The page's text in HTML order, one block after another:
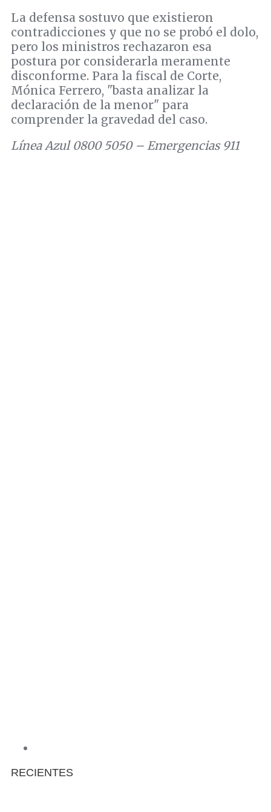
La defensa sostuvo que existieron
contradicciones y que no se probó el dolo,
pero los ministros rechazaron esa
postura por considerarla meramente
disconforme. Para la fiscal de Corte,
Mónica Ferrero, "basta analizar la
declaración de la menor" para
comprender la gravedad del caso.
Línea Azul 0800 5050 – Emergencias 911
RECIENTES